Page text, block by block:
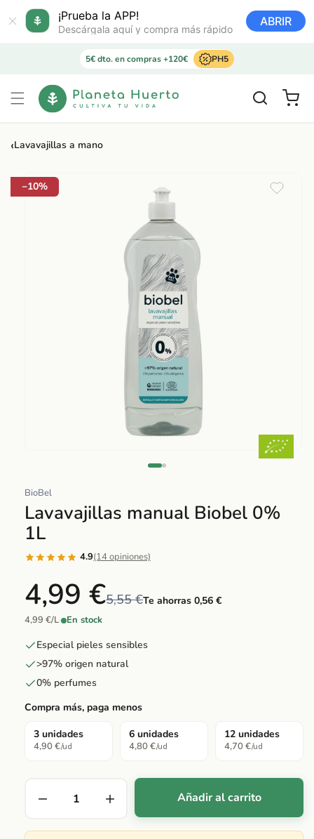
¡Prueba la APP!
Descárgala aquí y compra más rápido
ABRIR
directamente
al contenido
5€ dto. en compras +120€ PH5
Carrito
‹Lavavajillas a mano
a la
información
multimedia
1
en
una
ventana
modal
−10%
BioBel
Lavavajillas manual Biobel 0%
1L
4.9(14 opiniones)
4,99 €5,55 €Te ahorras 0,56 €
4,99 €/L· En stock
Especial pieles sensibles
>97% origen natural
0% perfumes
Compra más, paga menos
3 unidades
4,90 €/ud
6 unidades
4,80 €/ud
12 unidades
4,70 €/ud
Añadir al carrito